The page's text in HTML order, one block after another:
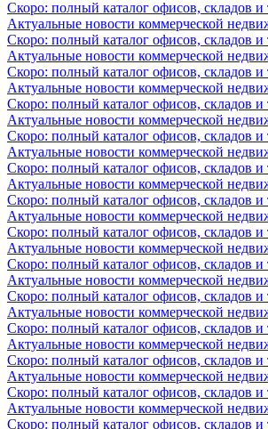
Скоро: полный каталог офисов, складов
Актуальные новости коммерческой
Скоро: полный каталог офисов, складов
Актуальные новости коммерческой
Скоро: полный каталог офисов, складов
Актуальные новости коммерческой
Скоро: полный каталог офисов, складов
Актуальные новости коммерческой
Скоро: полный каталог офисов, складов
Актуальные новости коммерческой
Скоро: полный каталог офисов, складов
Актуальные новости коммерческой
Скоро: полный каталог офисов, складов
Актуальные новости коммерческой
Скоро: полный каталог офисов, складов
Актуальные новости коммерческой
Скоро: полный каталог офисов, складов
Актуальные новости коммерческой
Скоро: полный каталог офисов, складов
Актуальные новости коммерческой
Скоро: полный каталог офисов, складов
Актуальные новости коммерческой
Скоро: полный каталог офисов, складов
Актуальные новости коммерческой
Скоро: полный каталог офисов, складов
Актуальные новости коммерческой
Скоро: полный каталог офисов, складов